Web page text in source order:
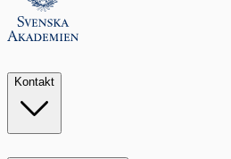
Kontakt